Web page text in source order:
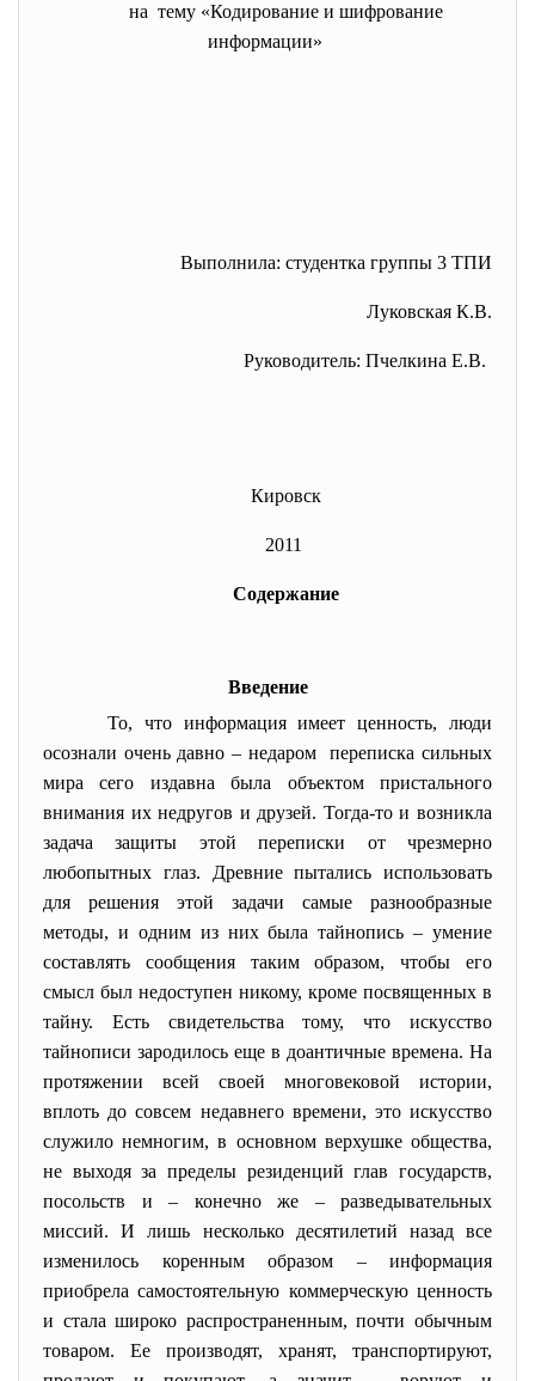
на тему «Кодирование и шифрование
информации»
Выполнила: студентка группы 3 ТПИ
Луковская К.В.
Руководитель: Пчелкина Е.В.
Кировск
2011
Содержание
Введение
То, что информация имеет ценность, люди
осознали очень давно – недаром переписка сильных
мира сего издавна была объектом пристального
внимания их недругов и друзей. Тогда-то и возникла
задача защиты этой переписки от чрезмерно
любопытных глаз. Древние пытались использовать
для решения этой задачи самые разнообразные
методы, и одним из них была тайнопись – умение
составлять сообщения таким образом, чтобы его
смысл был недоступен никому, кроме посвященных в
тайну. Есть свидетельства тому, что искусство
тайнописи зародилось еще в доантичные времена. На
протяжении всей своей многовековой истории,
вплоть до совсем недавнего времени, это искусство
служило немногим, в основном верхушке общества,
не выходя за пределы резиденций глав государств,
посольств и – конечно же – разведывательных
миссий. И лишь несколько десятилетий назад все
изменилось коренным образом – информация
приобрела самостоятельную коммерческую ценность
и стала широко распространенным, почти обычным
товаром. Ее производят, хранят, транспортируют,